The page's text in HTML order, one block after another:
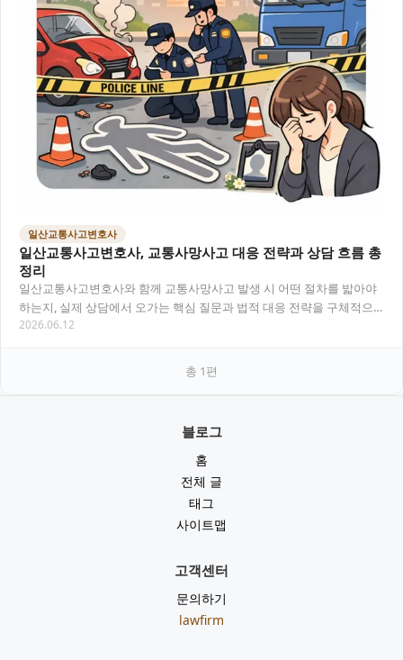
일산교통사고변호사
일산교통사고변호사, 교통사망사고 대응 전략과 상담 흐름 총
정리
일산교통사고변호사와 함께 교통사망사고 발생 시 어떤 절차를 밟아야
하는지, 실제 상담에서 오가는 핵심 질문과 법적 대응 전략을 구체적으
로 정리했어요. 목차 일산교통사고변호사가 꼭…
2026.06.12
총 1편
블로그
홈
전체 글
태그
사이트맵
고객센터
문의하기
lawfirm